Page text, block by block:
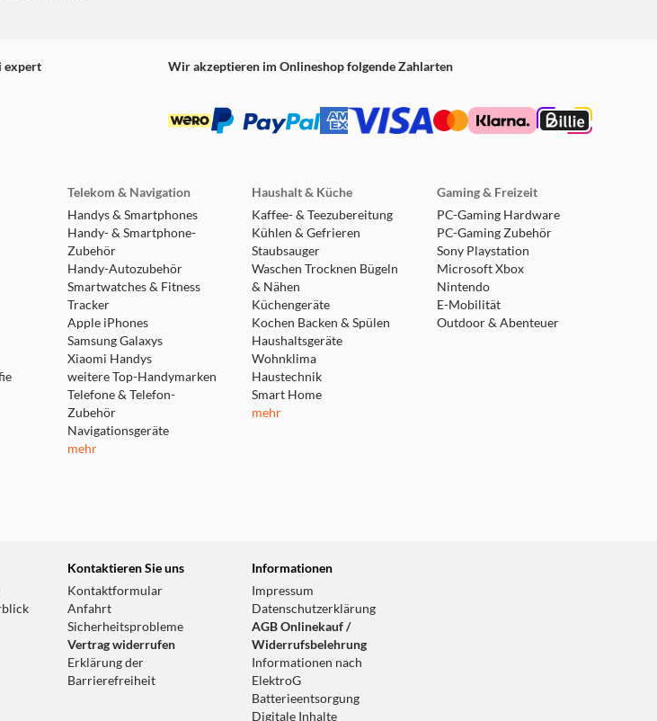
expert Wir akzeptieren im Onlineshop folgende Zahlarten
Telekom & Navigation
Handys & Smartphones
Handy- & Smartphone-
Zubehör
Handy-Autozubehör
Smartwatches & Fitness
Tracker
Apple iPhones
Samsung Galaxys
Xiaomi Handys
weitere Top-Handymarken
Telefone & Telefon-
Zubehör
Navigationsgeräte
mehr
Haushalt & Küche
Kaffee- & Teezubereitung
Kühlen & Gefrieren
Staubsauger
Waschen Trocknen Bügeln
& Nähen
Küchengeräte
Kochen Backen & Spülen
Haushaltsgeräte
Wohnklima
Haustechnik
Smart Home
mehr
Gaming & Freizeit
PC-Gaming Hardware
PC-Gaming Zubehör
Sony Playstation
Microsoft Xbox
Nintendo
E-Mobilität
Outdoor & Abenteuer
Kontaktieren Sie uns
Kontaktformular
Anfahrt
Sicherheitsprobleme
Vertrag widerrufen
Erklärung der
Barrierefreiheit
Informationen
Impressum
Datenschutzerklärung
AGB Onlinekauf /
Widerrufsbelehrung
Informationen nach
ElektroG
Batterieentsorgung
Digitale Inhalte